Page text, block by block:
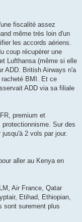
fiscalité assez
même très loin d'un
les accords aériens.
coup récupérer une
Lufthansa (même si elle
ADD. British Airways n'a
racheté BMI. Et ce
ADD via sa filiale
premium et
Sur des
2 vols par jour.
aller au Kenya en
Air France, Qatar
Etihad, Ethiopian,
sont surement plus